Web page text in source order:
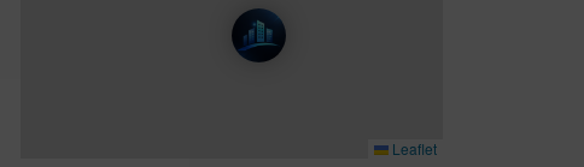
Leaflet